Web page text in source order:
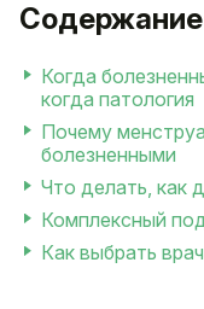
Содержание
Когда
когда патология
Почему
болезненными
Что делать, как
Комплексный
Как выбрать